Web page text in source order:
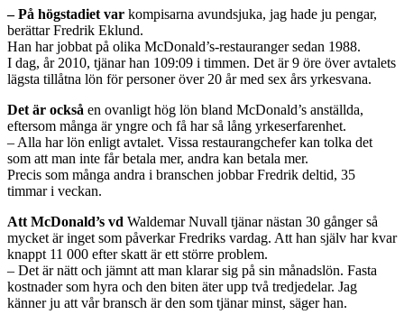
– På högstadiet var kompisarna ­avundsjuka, jag hade ju pengar,
berättar Fredrik Eklund.
Han har jobbat på olika McDonald’s-restauranger sedan 1988.
I dag, år 2010, tjänar han 109:09 i timmen. Det är 9 öre över avtalets
lägsta tillåtna lön för personer över 20 år med sex års yrkesvana.
Det är också en ovanligt hög lön bland McDonald’s anställda,
eftersom många är yngre och få har så lång yrkeserfarenhet.
– Alla har lön enligt avtalet. Vissa restaurangchefer kan tolka det
som att man inte får betala mer, andra kan betala mer.
Precis som många andra i branschen jobbar Fredrik deltid, 35
timmar i veckan.
Att McDonald’s vd Waldemar Nuvall tjänar nästan 30 gånger så
mycket är inget som påverkar Fredriks vardag. Att han själv har kvar
knappt 11 000 efter skatt är ett större problem.
– Det är nätt och jämnt att man klarar sig på sin månadslön. Fasta
kostnader som hyra och den biten äter upp två tredjedelar. Jag
känner ju att vår bransch är den som tjänar minst, säger han.